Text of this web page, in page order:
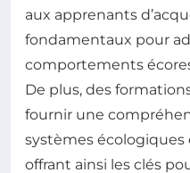
aux apprenants
fondamentaux pour
comportements
De plus, des
fournir une
systèmes
offrant ainsi les clés